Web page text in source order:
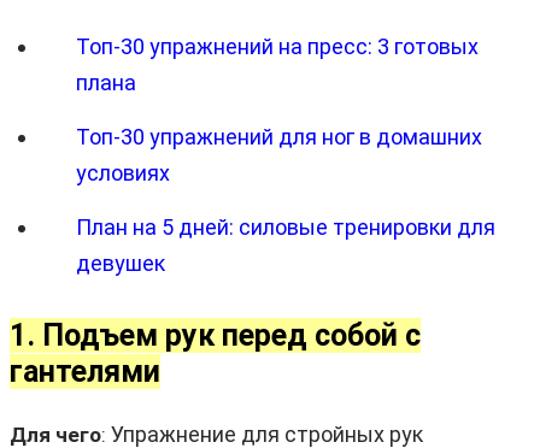
Топ-30 упражнений на пресс: 3 готовых
плана
Топ-30 упражнений для ног в домашних
условиях
План на 5 дней: силовые тренировки для
девушек
1. Подъем рук перед собой с
гантелями
Для чего: Упражнение для стройных рук